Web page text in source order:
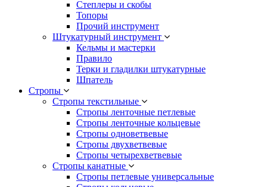
Степлеры и скобы
Топоры
Прочий инструмент
Штукатурный инструмент
Кельмы и мастерки
Правило
Терки и гладилки штукатурные
Шпатель
Стропы
Стропы текстильные
Стропы ленточные петлевые
Стропы ленточные кольцевые
Стропы одноветвевые
Стропы двухветвевые
Стропы четырехветвевые
Стропы канатные
Стропы петлевые универсальные